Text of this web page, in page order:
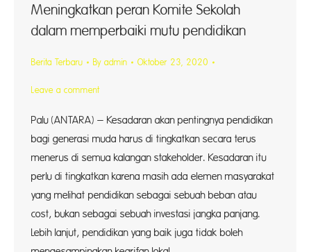
Meningkatkan peran Komite Sekolah
dalam memperbaiki mutu pendidikan
Berita Terbaru By admin Oktober 23, 2020
Leave a comment
Palu (ANTARA) – Kesadaran akan pentingnya pendidikan
bagi generasi muda harus di tingkatkan secara terus
menerus di semua kalangan stakeholder. Kesadaran itu
perlu di tingkatkan karena masih ada elemen masyarakat
yang melihat pendidikan sebagai sebuah beban atau
cost, bukan sebagai sebuah investasi jangka panjang.
Lebih lanjut, pendidikan yang baik juga tidak boleh